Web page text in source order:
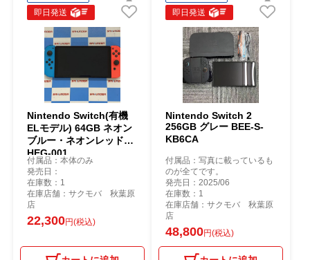
即日発送
Nintendo Switch(有機
ELモデル) 64GB ネオン
ブルー・ネオンレッド
HEG-001
付属品：本体のみ
発売日：
在庫数：1
在庫店舗：サクモバ 秋葉原
店
22,300円(税込)
即日発送
Nintendo Switch 2
256GB グレー BEE-S-
KB6CA
付属品：写真に載っているも
のが全てです。
発売日：2025/06
在庫数：1
在庫店舗：サクモバ 秋葉原
店
48,800円(税込)